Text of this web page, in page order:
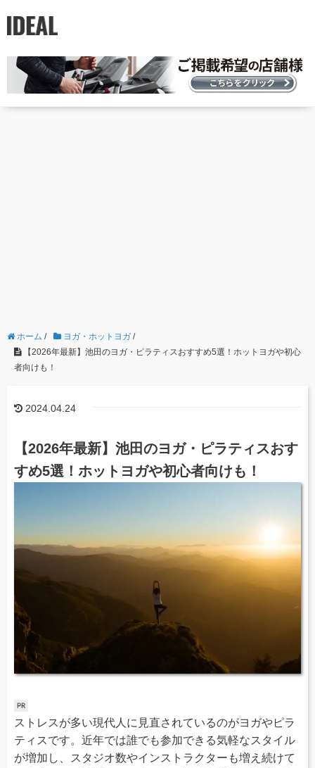
ホーム / ヨガ・ホットヨガ /
【2026年最新】池田のヨガ・ピラティスおすすめ5選！ホットヨガや初心
者向けも！
2024.04.24
【2026年最新】池田のヨガ・ピラティスおす
すめ5選！ホットヨガや初心者向けも！
ストレスが多い現代人に見直されているのがヨガやピラ
ティスです。近年では誰でも参加できる気軽なスタイル
が増加し、スタジオ数やインストラクターも増え続けて